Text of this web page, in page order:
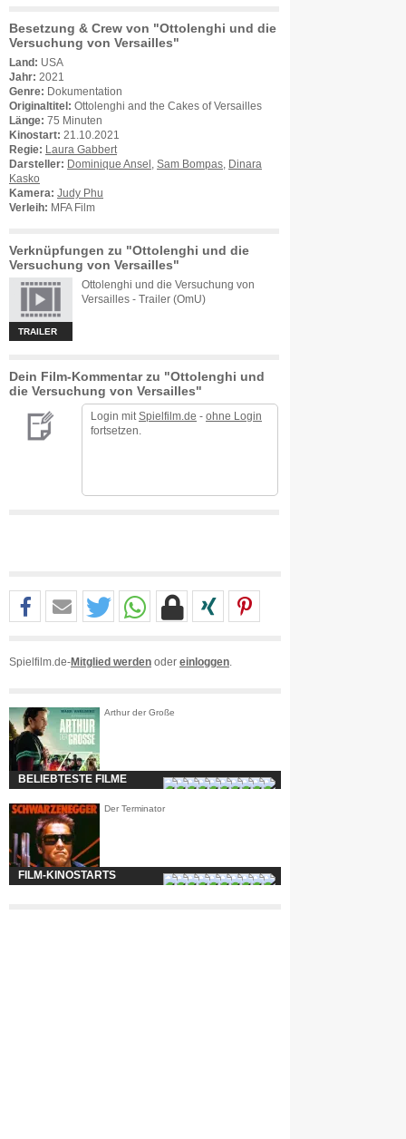
Besetzung & Crew von "Ottolenghi und die
Versuchung von Versailles"
Land: USA
Jahr: 2021
Genre: Dokumentation
Originaltitel: Ottolenghi and the Cakes of Versailles
Länge: 75 Minuten
Kinostart: 21.10.2021
Regie:
Laura Gabbert
Darsteller: Dominique Ansel Sam Bompas
Dinara
Kasko
Kamera: Judy Phu
Verleih: MFA Film
Verknüpfungen zu "Ottolenghi und die
Versuchung von Versailles"
TRAILER
Ottolenghi und die Versuchung von
Versailles - Trailer (OmU)
Dein Film-Kommentar zu "Ottolenghi und
die Versuchung von Versailles"
Login mit Spielfilm.de - ohne Login
fortsetzen.
Spielfilm.de-Mitglied werden oder einloggen
Arthur der Große
BELIEBTESTE FILME
Der Terminator
FILM-KINOSTARTS